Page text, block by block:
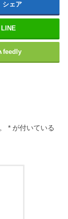
シェア
LINE
feedly
* が付いている